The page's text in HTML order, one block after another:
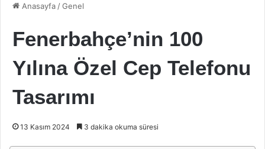
Anasayfa /Genel
Fenerbahçe’nin 100
Yılına Özel Cep Telefonu
Tasarımı
13 Kasım 2024 3 dakika okuma süresi